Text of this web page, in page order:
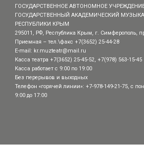
ГОСУДАРСТВЕННОЕ АВТОНОМНОЕ
ГОСУДАРСТВЕННЫЙ АКАДЕМИЧЕСКИЙ
РЕСПУБЛИКИ КРЫМ
295011, РФ, Республика Крым, г. Симферополь,
Приемная – тел.\факс +7(3652) 25-44-28
E-mail: kr.muzteatr@mail.ru
Касса театра +7(3652) 25-45-52, +7(978) 563-15-45
Касса работает с 9:00 по 19:00
Без перерывов и выходных
Телефон «горячей линии»: +7-978-149-21-75, с
9:00 до 17:00